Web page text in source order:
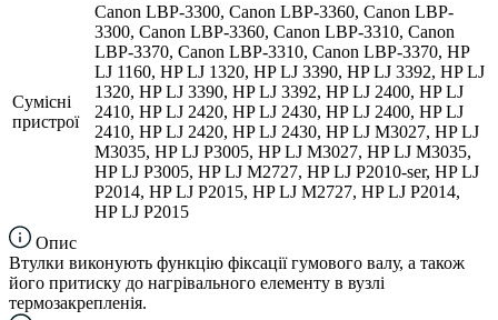
Сумісні
пристрої
Canon LBP-3300, Canon LBP-3360, Canon LBP-
3300, Canon LBP-3360, Canon LBP-3310, Canon
LBP-3370, Canon LBP-3310, Canon LBP-3370, HP
LJ 1160, HP LJ 1320, HP LJ 3390, HP LJ 3392, HP LJ
1320, HP LJ 3390, HP LJ 3392, HP LJ 2400, HP LJ
2410, HP LJ 2420, HP LJ 2430, HP LJ 2400, HP LJ
2410, HP LJ 2420, HP LJ 2430, HP LJ M3027, HP LJ
M3035, HP LJ P3005, HP LJ M3027, HP LJ M3035,
HP LJ P3005, HP LJ M2727, HP LJ P2010-ser, HP LJ
P2014, HP LJ P2015, HP LJ M2727, HP LJ P2014,
HP LJ P2015
Опис
Втулки виконують функцію фіксації гумового валу, а також
його притиску до нагрівального елементу в вузлі
термозакрепленія.